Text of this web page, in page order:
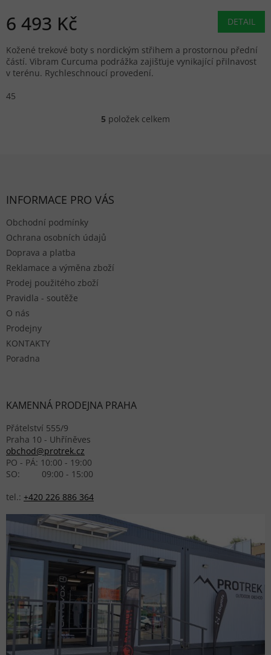
6 493 Kč DETAIL
Kožené trekové boty s nordickým střihem a prostornou přední
částí. Vibram Curcuma podrážka zajišťuje vynikající přilnavost
v terénu. Rychleschnoucí provedení.
45
Ovládací prvky výpisu
5 položek celkem
INFORMACE PRO VÁS
Obchodní podmínky
Ochrana osobních údajů
Doprava a platba
Reklamace a výměna zboží
Prodej použitého zboží
Pravidla - soutěže
O nás
Prodejny
KONTAKTY
Poradna
KAMENNÁ PRODEJNA PRAHA
Přátelství 555/9
Praha 10 - Uhříněves
obchod@protrek.cz
PO - PÁ: 10:00 - 19:00
SO: 09:00 - 15:00
tel.: +420 226 886 364